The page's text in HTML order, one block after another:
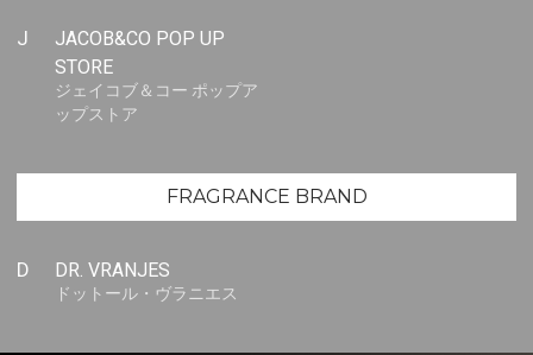
J
JACOB&CO POP UP
STORE
ジェイコブ＆コー ポップア
ップストア
FRAGRANCE BRAND
D DR. VRANJES
ドットール・ヴラニエス